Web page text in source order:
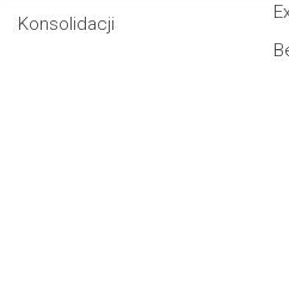
Konsolidacji